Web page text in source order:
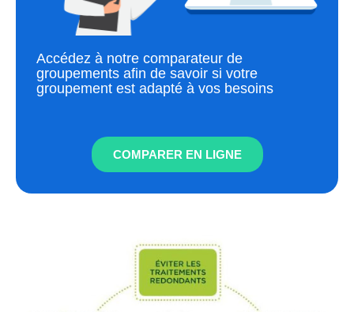
Accédez à notre comparateur de
groupements afin de savoir si votre
groupement est adapté à vos besoins
COMPARER EN LIGNE